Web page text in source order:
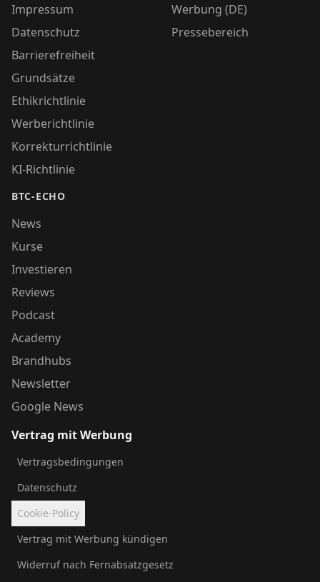
Impressum
Datenschutz
Barrierefreiheit
Grundsätze
Ethikrichtlinie
Werberichtlinie
Korrekturrichtlinie
KI-Richtlinie
BTC-ECHO
News
Kurse
Investieren
Reviews
Podcast
Academy
Brandhubs
Newsletter
Google News
Werbung (DE)
Pressebereich
Vertrag mit Werbung
Vertragsbedingungen
Datenschutz
Cookie-Policy
Vertrag mit Werbung kündigen
Widerruf nach Fernabsatzgesetz